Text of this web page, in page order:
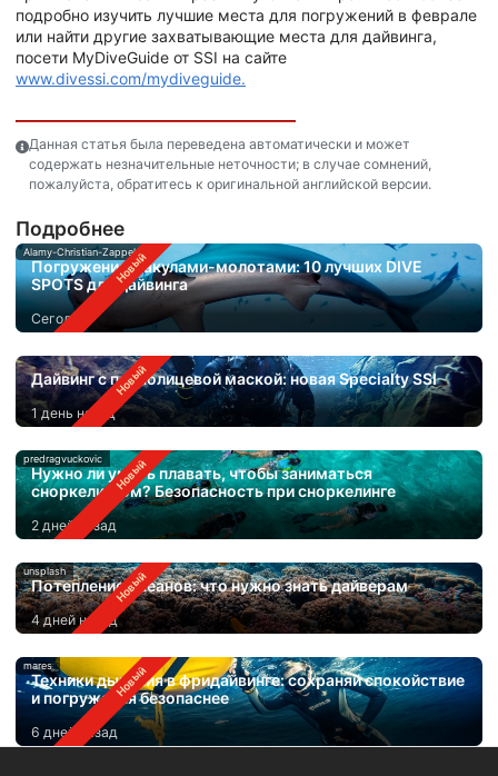
подробно изучить лучшие места для погружений в феврале
или найти другие захватывающие места для дайвинга,
посети MyDiveGuide от SSI на сайте
www.divessi.com/mydiveguide.
Данная статья была переведена автоматически и может
содержать незначительные неточности; в случае сомнений,
пожалуйста, обратитесь к оригинальной английской версии.
Подробнее
Alamy-Christian-Zappel
Погружения с акулами-молотами: 10 лучших DIVE
SPOTS для дайвинга
Сегодня
Дайвинг с полнолицевой маской: новая Specialty SSI
1 день назад
predragvuckovic
Нужно ли уметь плавать, чтобы заниматься
сноркелингом? Безопасность при сноркелинге
2 дней назад
unsplash
Потепление океанов: что нужно знать дайверам
4 дней назад
mares
Техники дыхания в фридайвинге: сохраняй спокойствие
и погружайся безопаснее
6 дней назад